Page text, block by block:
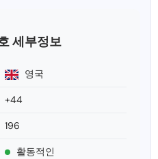
세부정보
영국
+44
196
활동적인